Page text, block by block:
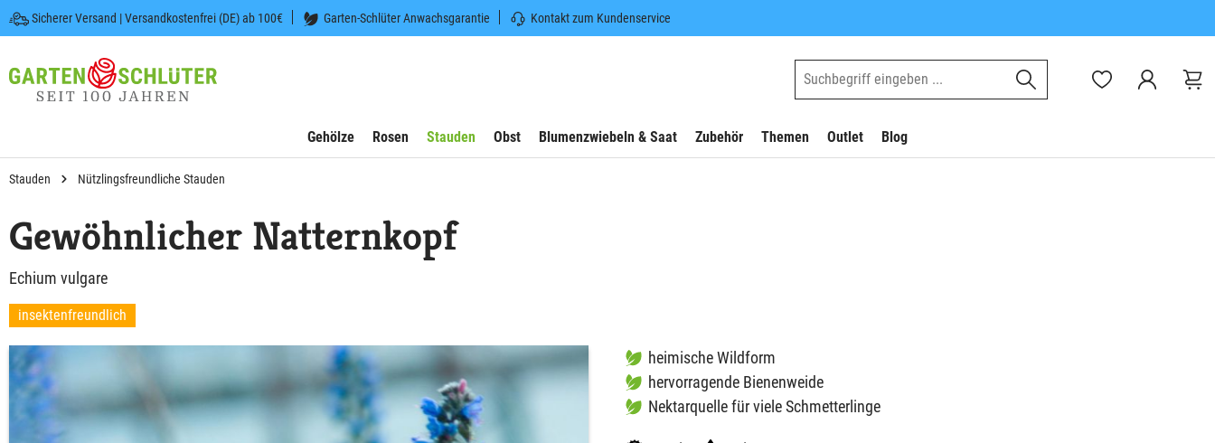
Zur Hauptnavigation springen
Sicherer Versand | Versandkostenfrei (DE) ab 100€ Garten-Schlüter Anwachsgarantie Kontakt zum Kundenservice
Gehölze Rosen Stauden Obst Blumenzwiebeln & Saat Zubehör Themen Outlet Blog
Stauden Nützlingsfreundliche Stauden
Gewöhnlicher Natternkopf
Echium vulgare
insektenfreundlich
heimische Wildform
hervorragende Bienenweide
Nektarquelle für viele Schmetterlinge